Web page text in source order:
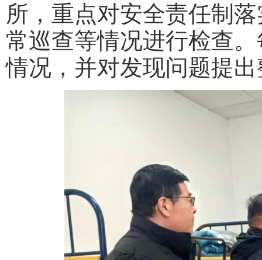
所，重点对安全责任制
常巡查等情况进行检查
情况，并对发现问题提